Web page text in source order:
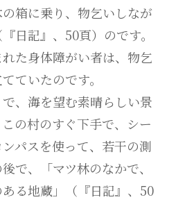
箱に乗り、物乞いしなが
日記』、50頁）のです。
た身体障がい者は、物乞
ていたのです。
、海を望む素晴らしい景
の村のすぐ下手で、シー
パスを使って、若干の測
で、「マツ林のなかで、
る地蔵」（『日記』、50